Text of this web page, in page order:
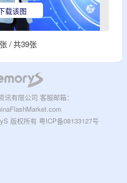
载该图
张 / 共39张
讯有限公司 客服邮箱：
版权所有 粤ICP备08133127号